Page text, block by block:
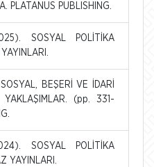
PLATANUS PUBLISHING.
SOSYAL POLİTİKA
BEŞERİ VE İDARİ
YAKLAŞIMLAR. (pp. 331-
SOSYAL POLİTİKA
YAYINLARI.